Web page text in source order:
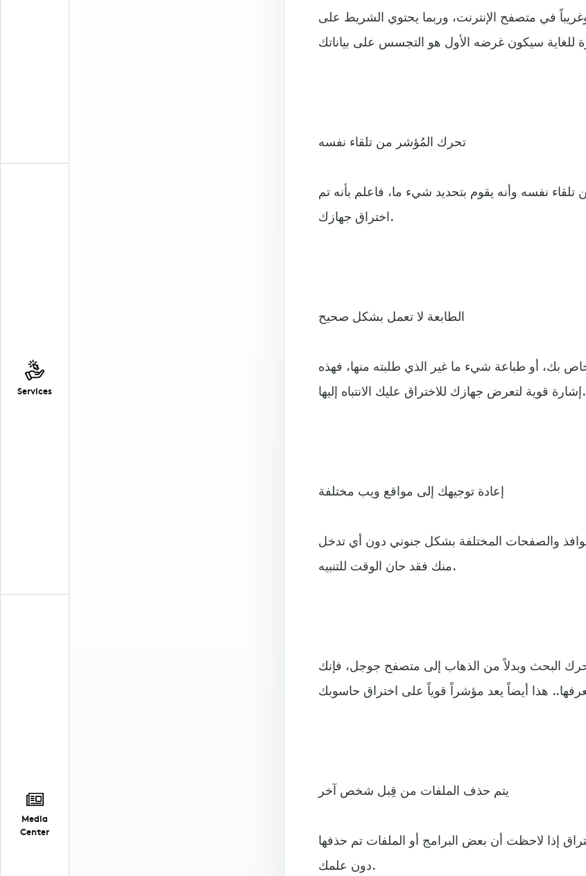
Services
Media
Center
في متصفح الإنترنت، وربما يحتوي الشريط على
تحرك المُؤشر من تلقاء نفسه
نفسه وأنه يقوم بتحديد شيء ما، فاعلم بأنه تم
اختراق جهازك.
الطابعة لا تعمل بشكل صحيح
بك، أو طباعة شيء ما غير الذي طلبته منها، فهذه
إشارة قوية لتعرض جهازك للاختراق عليك الانتباه إليها.
إعادة توجيهك إلى مواقع ويب مختلفة
والصفحات المختلفة بشكل جنوني دون أي تدخل
منك فقد حان الوقت للتنبيه.
البحث وبدلاً من الذهاب إلى متصفح جوجل، فإنك
يتم حذف الملفات من قِبل شخص آخر
إذا لاحظت أن بعض البرامج أو الملفات تم حذفها
دون علمك.